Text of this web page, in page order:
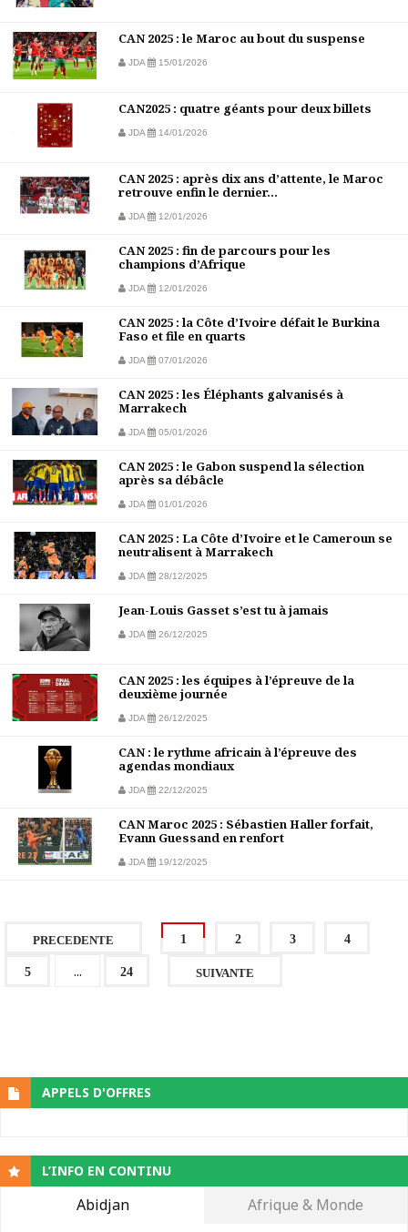
CAN 2025 : le Maroc au bout du suspense
JDA 15/01/2026
CAN2025 : quatre géants pour deux billets
JDA 14/01/2026
CAN 2025 : après dix ans d’attente, le Maroc
retrouve enfin le dernier...
JDA 12/01/2026
CAN 2025 : fin de parcours pour les
champions d’Afrique
JDA 12/01/2026
CAN 2025 : la Côte d’Ivoire défait le Burkina
Faso et file en quarts
JDA 07/01/2026
CAN 2025 : les Éléphants galvanisés à
Marrakech
JDA 05/01/2026
CAN 2025 : le Gabon suspend la sélection
après sa débâcle
JDA 01/01/2026
CAN 2025 : La Côte d’Ivoire et le Cameroun se
neutralisent à Marrakech
JDA 28/12/2025
Jean-Louis Gasset s’est tu à jamais
JDA 26/12/2025
CAN 2025 : les équipes à l’épreuve de la
deuxième journée
JDA 26/12/2025
CAN : le rythme africain à l’épreuve des
agendas mondiaux
JDA 22/12/2025
CAN Maroc 2025 : Sébastien Haller forfait,
Evann Guessand en renfort
JDA 19/12/2025
PRECEDENTE 1 2 3 4
5 ... 24 SUIVANTE
APPELS D'OFFRES
L’INFO EN CONTINU
Abidjan Afrique & Monde